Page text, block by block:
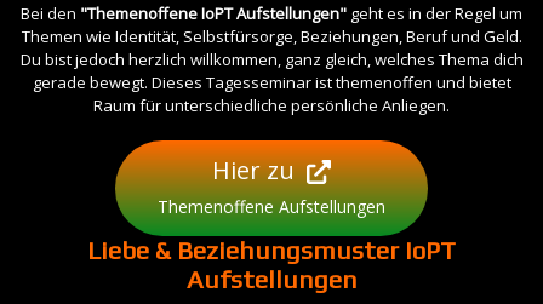
Bei den "Themenoffene IoPT Aufstellungen" geht es in der Regel um
Themen wie Identität, Selbstfürsorge, Beziehungen, Beruf und Geld.
Du bist jedoch herzlich willkommen, ganz gleich, welches Thema dich
gerade bewegt. Dieses Tagesseminar ist themenoffen und bietet
Raum für unterschiedliche persönliche Anliegen.
Hier zu
Themenoffene Aufstellungen
Liebe & Beziehungsmuster IoPT
Aufstellungen